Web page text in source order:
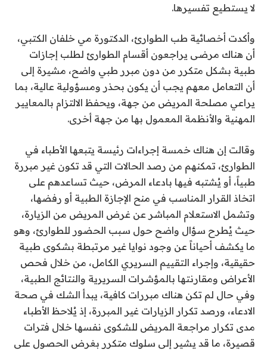
لا يستطيع تفسيرها.
وأكدت أخصائية طب الطوارئ، الدكتورة مي خلفان الكتبي،
أن هناك مرضى يراجعون أقسام الطوارئ لطلب إجازات
طبية بشكل متكرر من دون مبرر طبي واضح، مشيرة إلى
أن التعامل معهم يجب أن يكون بحذر ومسؤولية عالية، بما
يراعي مصلحة المريض من جهة، ويحفظ الالتزام بالمعايير
المهنية والأنظمة المعمول بها من جهة أخرى.
وقالت إن هناك خمسة إجراءات رئيسة يتبعها الأطباء في
الطوارئ، تمكنهم من رصد الحالات التي قد تكون غير مبررة
طبياً، أو يُشتبه فيها بادعاء المرض، حيث تساعدهم على
اتخاذ القرار المناسب في منح الإجازة الطبية أو رفضها،
وتشمل الاستعلام المباشر عن غرض المريض من الزيارة،
حيث يُطرح سؤال واضح حول سبب الحضور للطوارئ، وهو
ما يكشف أحياناً عن وجود نوايا غير مرتبطة بشكوى طبية
حقيقية، وإجراء التقييم السريري الكامل، من خلال فحص
الأعراض ومقارنتها بالمؤشرات السريرية والنتائج الطبية،
وفي حال لم تكن هناك مبررات كافية، يبدأ الشك في صحة
الادعاء، ورصد تكرار الزيارات غير المبررة، إذ يُلاحظ الأطباء
مدى تكرار مراجعة المريض للشكوى نفسها خلال فترات
قصيرة، ما قد يشير إلى سلوك متكرر بغرض الحصول على